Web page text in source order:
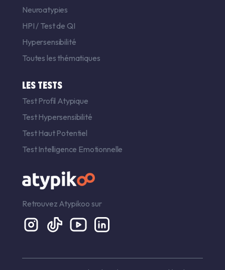
Neuroatypies
HPI / Test de QI
Hypersensibilité
Toutes les thématiques
LES TESTS
Test Profil Atypique
Test Hypersensibilité
Test Haut Potentiel
Test Intelligence Emotionnelle
Retrouvez Atypikoo sur